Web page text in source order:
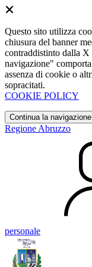
Questo sito utilizza
chiusura del banner
contraddistinto dalla
navigazione"
assenza di cookie o
sopracitati.
COOKIE POLICY
Continua la navigazione
Regione Abruzzo
personale